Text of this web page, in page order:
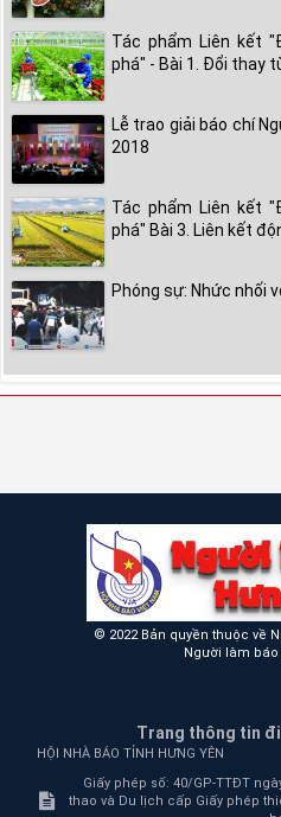
Tác phẩm Liên kết
phá" - Bài 1. Đổi thay
Lễ trao giải báo chí
2018
Tác phẩm Liên kết
phá" Bài 3. Liên kết
Phóng sự: Nhức nhối
© 2022 Bản quyền thuộc về
Người làm báo
Trang thông tin
HỘI NHÀ BÁO TỈNH HƯNG YÊN
Giấy phép số: 40/GP-TTĐT
thao và Du lịch cấp Giấy phép